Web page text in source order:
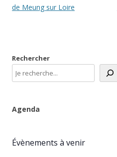
des
de Meung sur Loire
Rechercher
Agenda
Évènements à venir